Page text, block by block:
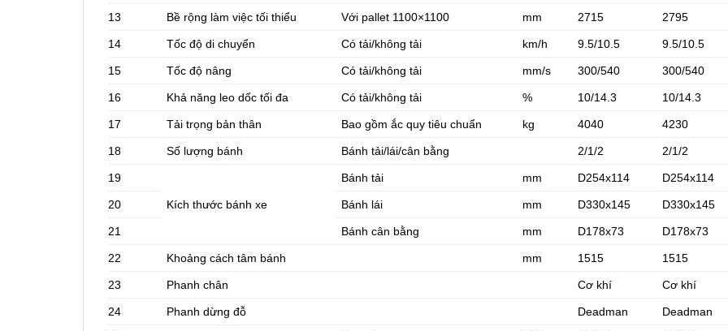
13 Bề rộng làm việc tối thiểu Với pallet 1100×1100 mm 2715 2795
14 Tốc độ di chuyển Có tải/không tải km/h 9.5/10.5 9.5/10.5
15 Tốc độ nâng Có tải/không tải mm/s 300/540 300/540
16 Khả năng leo dốc tối đa Có tải/không tải % 10/14.3 10/14.3
17 Tải trọng bản thân Bao gồm ắc quy tiêu chuẩn kg 4040 4230
18 Số lượng bánh Bánh tải/lái/cân bằng 2/1/2 2/1/2
19
Kích thước bánh xe
Bánh tải mm D254x114 D254x114
20 Bánh lái mm D330x145 D330x145
21 Bánh cân bằng mm D178x73 D178x73
22 Khoảng cách tâm bánh mm 1515 1515
23 Phanh chân Cơ khí Cơ khí
24 Phanh dừng đỗ Deadman Deadman